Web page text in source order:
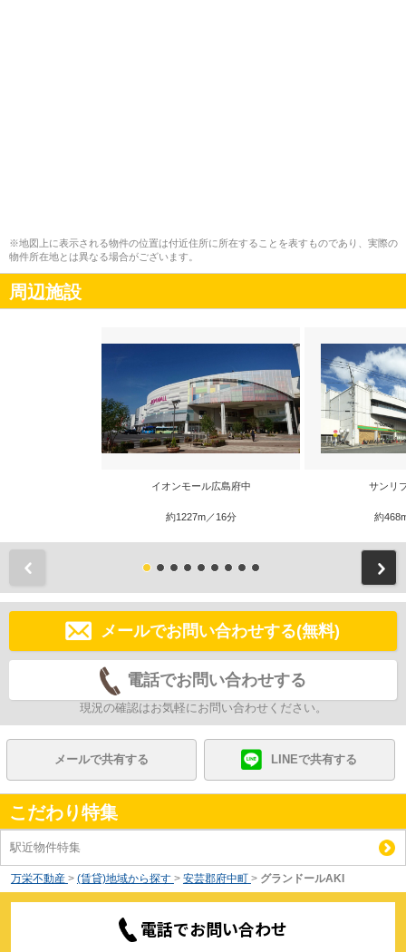
※地図上に表示される物件の位置は付近住所に所在することを表すものであり、実際の
物件所在地とは異なる場合がございます。
周辺施設
イオンモール広島府中
約1227m／16分
サンリ
約
メールでお問い合わせする(無料)
電話でお問い合わせする
現況の確認はお気軽にお問い合わせください。
メールで共有する LINEで共有する
こだわり特集
駅近物件特集
万栄不動産 > (賃貸)地域から探す > 安芸郡府中町 > グランドールAKI
電話でお問い合わせ